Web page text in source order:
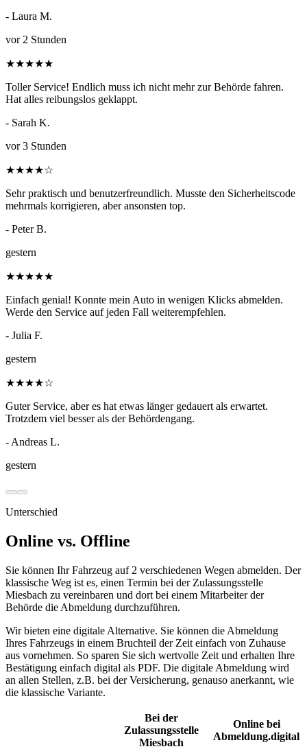
- Laura M.
vor 2 Stunden
★★★★★
Toller Service! Endlich muss ich nicht mehr zur Behörde fahren.
Hat alles reibungslos geklappt.
- Sarah K.
vor 3 Stunden
★★★★☆
Sehr praktisch und benutzerfreundlich. Musste den Sicherheitscode
mehrmals korrigieren, aber ansonsten top.
- Peter B.
gestern
★★★★★
Einfach genial! Konnte mein Auto in wenigen Klicks abmelden.
Werde den Service auf jeden Fall weiterempfehlen.
- Julia F.
gestern
★★★★☆
Guter Service, aber es hat etwas länger gedauert als erwartet.
Trotzdem viel besser als der Behördengang.
- Andreas L.
gestern
Unterschied
Online vs. Offline
Sie können Ihr Fahrzeug auf 2 verschiedenen Wegen abmelden. Der
klassische Weg ist es, einen Termin bei der Zulassungsstelle
Miesbach zu vereinbaren und dort bei einem Mitarbeiter der
Behörde die Abmeldung durchzuführen.
Wir bieten eine digitale Alternative. Sie können die Abmeldung
Ihres Fahrzeugs in einem Bruchteil der Zeit einfach von Zuhause
aus vornehmen. So sparen Sie sich wertvolle Zeit und erhalten Ihre
Bestätigung einfach digital als PDF. Die digitale Abmeldung wird
an allen Stellen, z.B. bei der Versicherung, genauso anerkannt, wie
die klassische Variante.
Bei der
Zulassungsstelle
Miesbach
Online bei
Abmeldung.digital